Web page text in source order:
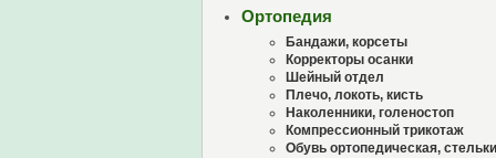
Ортопедия
Бандажи, корсеты
Корректоры осанки
Шейный отдел
Плечо, локоть, кисть
Наколенники, голеностоп
Компрессионный трикотаж
Обувь ортопедическая, стельки